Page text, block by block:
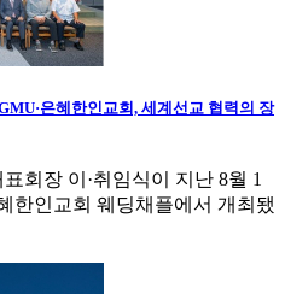
은혜한인교회, 세계선교 협력의 장
회장 이·취임식이 지난 8월 1
한인교회 웨딩채플에서 개최됐